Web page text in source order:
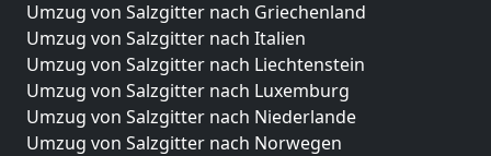
Umzug von Salzgitter nach Griechenland
Umzug von Salzgitter nach Italien
Umzug von Salzgitter nach Liechtenstein
Umzug von Salzgitter nach Luxemburg
Umzug von Salzgitter nach Niederlande
Umzug von Salzgitter nach Norwegen